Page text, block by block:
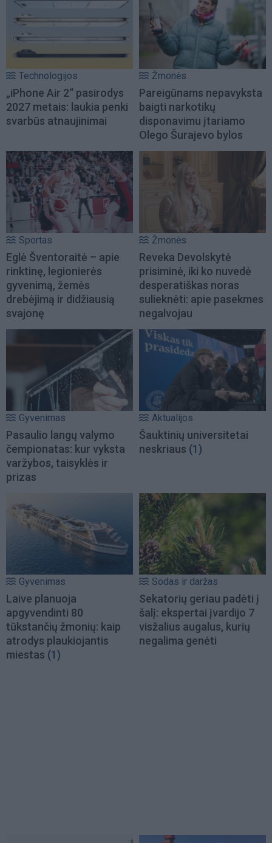
Technologijos
„iPhone Air 2“ pasirodys
2027 metais: laukia penki
svarbūs atnaujinimai
Žmonės
Pareigūnams nepavyksta
baigti narkotikų
disponavimu įtariamo
Olego Šurajevo bylos
Sportas
Eglė Šventoraitė – apie
rinktinę, legionierės
gyvenimą, žemės
drebėjimą ir didžiausią
svajonę
Žmonės
Reveka Devolskytė
prisiminė, iki ko nuvedė
desperatiškas noras
sulieknėti: apie pasekmes
negalvojau
Gyvenimas
Pasaulio langų valymo
čempionatas: kur vyksta
varžybos, taisyklės ir
prizas
Aktualijos
Šauktinių universitetai
neskriaus (1)
Gyvenimas
Laive planuoja
apgyvendinti 80
tūkstančių žmonių: kaip
atrodys plaukiojantis
miestas (1)
Sodas ir daržas
Sekatorių geriau padėti į
šalį: ekspertai įvardijo 7
visžalius augalus, kurių
negalima genėti